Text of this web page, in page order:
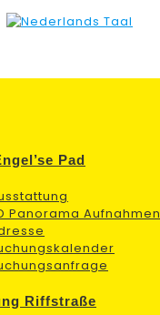
Pad
Panorama Aufnahmen
Riffstraße